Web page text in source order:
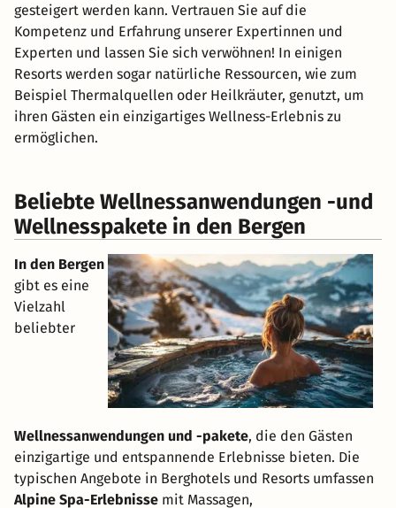
gesteigert werden kann. Vertrauen Sie auf die
Kompetenz und Erfahrung unserer Expertinnen und
Experten und lassen Sie sich verwöhnen! In einigen
Resorts werden sogar natürliche Ressourcen, wie zum
Beispiel Thermalquellen oder Heilkräuter, genutzt, um
ihren Gästen ein einzigartiges Wellness-Erlebnis zu
ermöglichen.
Beliebte Wellnessanwendungen -und
Wellnesspakete in den Bergen
In den Bergen
gibt es eine
Vielzahl
beliebter
Wellnessanwendungen und -pakete, die den Gästen
einzigartige und entspannende Erlebnisse bieten. Die
typischen Angebote in Berghotels und Resorts umfassen
Alpine Spa-Erlebnisse mit Massagen,